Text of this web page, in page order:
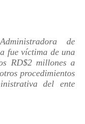
de
fue víctima de una
RD$2 millones a
procedimientos
del ente